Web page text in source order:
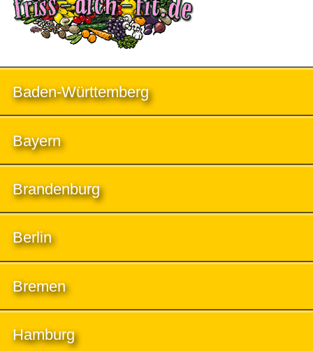
Baden-Württemberg
Bayern
Brandenburg
Berlin
Bremen
Hamburg